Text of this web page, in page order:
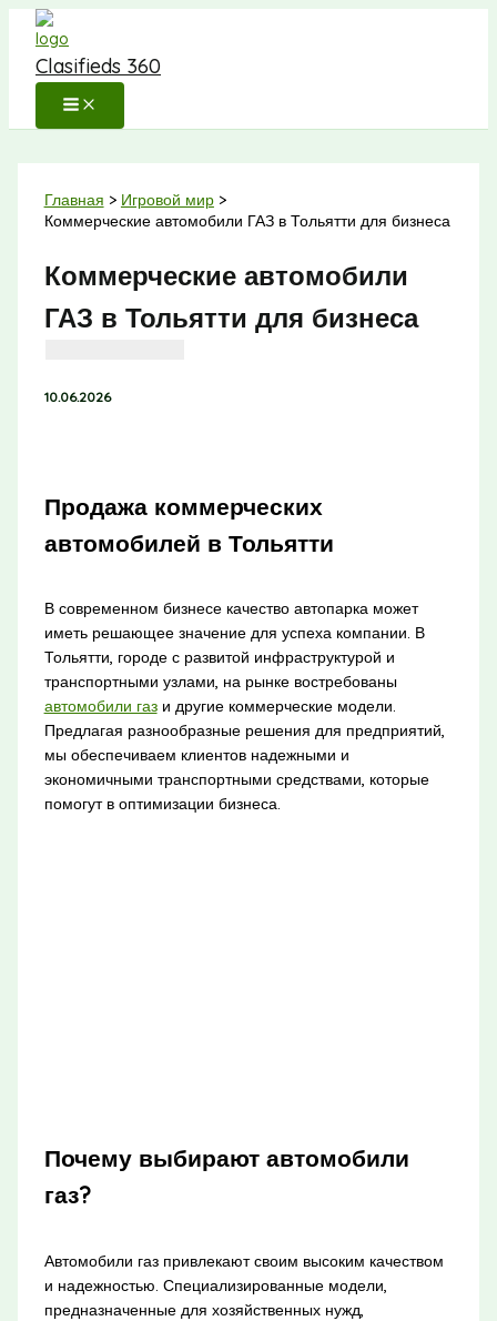
Перейти
содержимому
Clasifieds 360
Главная
Игровой мир
Коммерческие автомобили ГАЗ в Тольятти для бизнеса
Коммерческие автомобили
ГАЗ в Тольятти для бизнеса
10.06.2026
Продажа коммерческих
автомобилей в Тольятти
В современном бизнесе качество автопарка может
иметь решающее значение для успеха компании. В
Тольятти, городе с развитой инфраструктурой и
транспортными узлами, на рынке востребованы
автомобили гази другие коммерческие модели.
Предлагая разнообразные решения для предприятий,
мы обеспечиваем клиентов надежными и
экономичными транспортными средствами, которые
помогут в оптимизации бизнеса.
Почему выбирают автомобили
газ?
Автомобили газ привлекают своим высоким качеством
и надежностью. Специализированные модели,
предназначенные для хозяйственных нужд,